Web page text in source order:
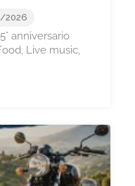
2026
anniversario
Live music,